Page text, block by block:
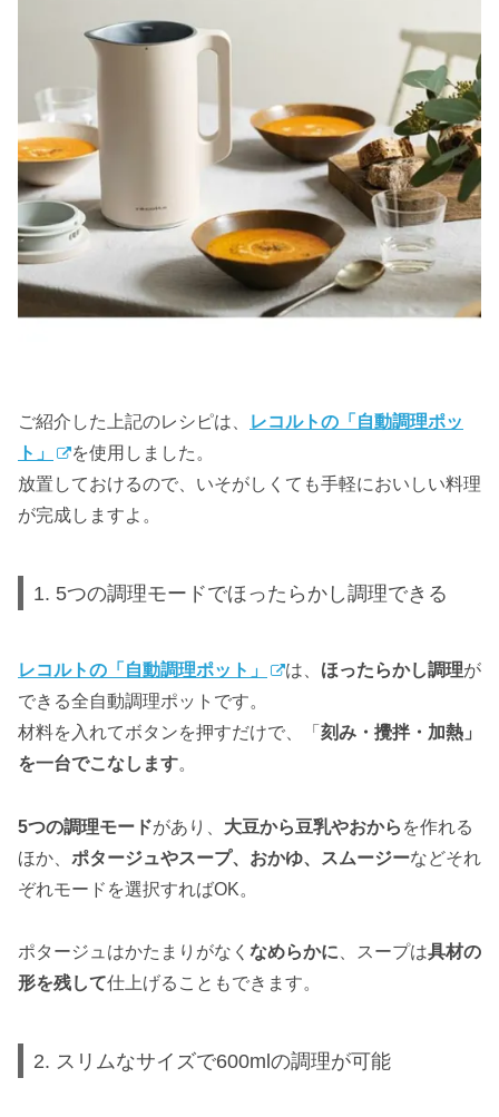
ご紹介した上記のレシピは、
レコルトの「自動調理ポッ
ト」
を使用しました。
放置しておけるので、いそがしくても手軽においしい料理
が完成しますよ。
1. 5つの調理モードでほったらかし調理できる
レコルトの「自動調理ポット」 は、 ほったらかし調理が
できる全自動調理ポットです。
材料を入れてボタンを押すだけで、「 刻み・攪拌・加熱」
を一台でこなします。
5つの調理モードがあり、 大豆から豆乳やおから を作れる
ほか、 ポタージュやスープ、おかゆ、スムージーなどそれ
ぞれモードを選択すればOK。
ポタージュはかたまりがなく なめらかに 、スープは具材の
形を残して仕上げることもできます。
2. スリムなサイズで600mlの調理が可能